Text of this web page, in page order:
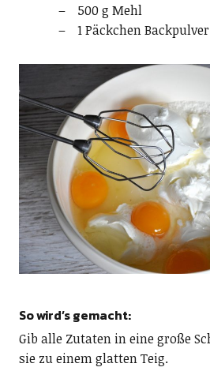
500 g Mehl
1 Päckchen Backpulver
So wird’s gemacht:
Gib alle Zutaten in eine große
sie zu einem glatten Teig.